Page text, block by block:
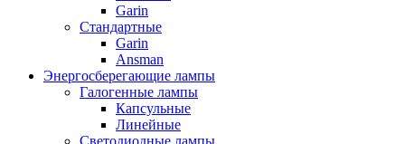
Garin
Стандартные
Garin
Ansman
Энергосберегающие лампы
Галогенные лампы
Капсульные
Линейные
Светодиодные лампы